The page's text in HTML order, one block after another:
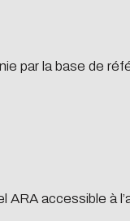
your navigation,
par la base de
accessible à